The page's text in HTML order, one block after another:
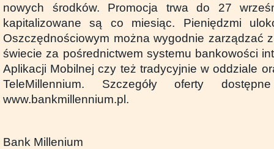
nowych środków. Promocja trwa do 27
kapitalizowane są co miesiąc. Pieniędzmi
Oszczędnościowym można wygodnie zarządzać
świecie za pośrednictwem systemu bankowości
Aplikacji Mobilnej czy też tradycyjnie w oddziale
TeleMillennium. Szczegóły oferty
www.bankmillennium.pl.
Bank Millenium